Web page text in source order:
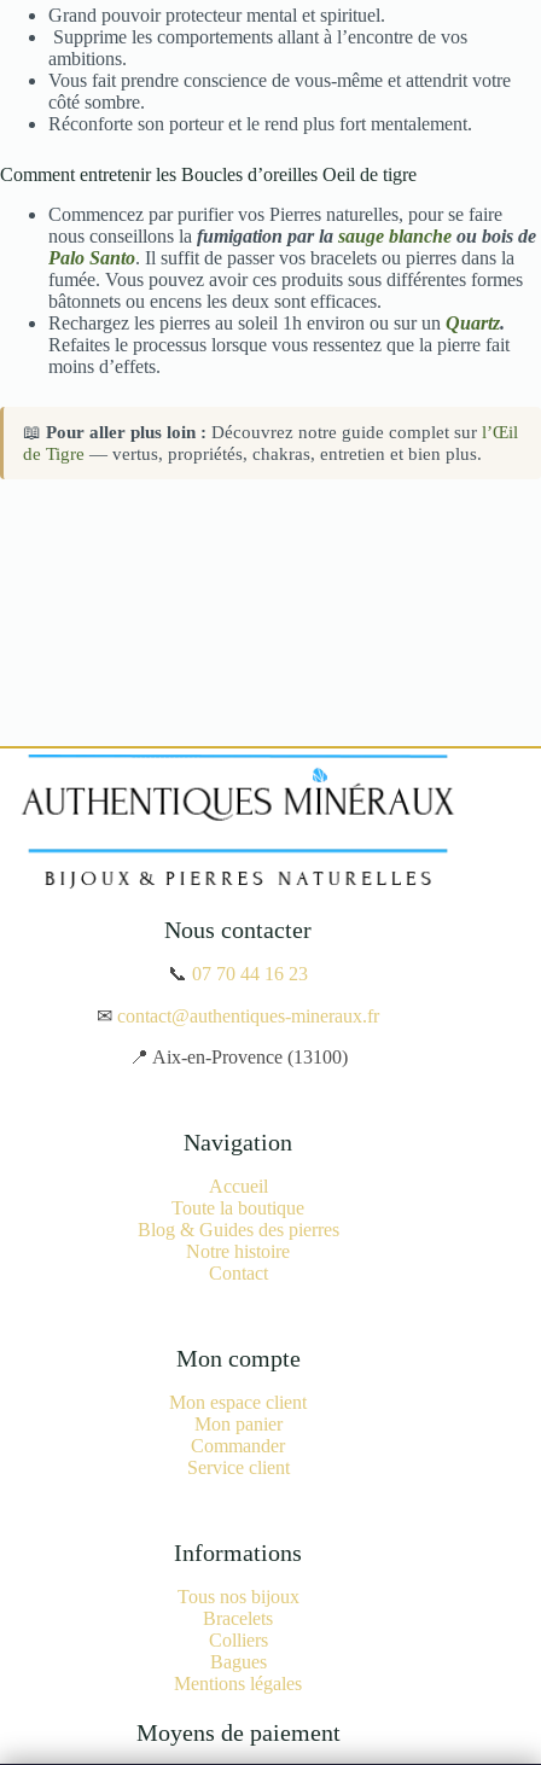
Grand pouvoir protecteur mental et spirituel.
Supprime les comportements allant à l’encontre de vos
ambitions.
Vous fait prendre conscience de vous-même et attendrit votre
côté sombre.
Réconforte son porteur et le rend plus fort mentalement.
Comment entretenir les Boucles d’oreilles Oeil de tigre
Commencez par purifier vos Pierres naturelles, pour se faire
nous conseillons la fumigation par la sauge blanche ou bois de
Palo Santo. Il suffit de passer vos bracelets ou pierres dans la
fumée. Vous pouvez avoir ces produits sous différentes formes
bâtonnets ou encens les deux sont efficaces.
Rechargez les pierres au soleil 1h environ ou sur un Quartz.
Refaites le processus lorsque vous ressentez que la pierre fait
moins d’effets.
📖 Pour aller plus loin : Découvrez notre guide complet sur l’Œil
de Tigre — vertus, propriétés, chakras, entretien et bien plus.
Nous contacter
📞07 70 44 16 23
✉contact@authentiques-mineraux.fr
📍 Aix-en-Provence (13100)
Navigation
Accueil
Toute la boutique
Blog & Guides des pierres
Notre histoire
Contact
Mon compte
Mon espace client
Mon panier
Commander
Service client
Informations
Tous nos bijoux
Bracelets
Colliers
Bagues
Mentions légales
Moyens de paiement